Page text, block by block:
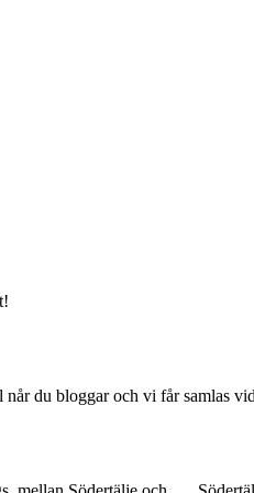
du bloggar och vi får samlas